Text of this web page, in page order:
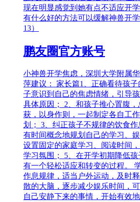
现在明显感觉到她有点不适应开
有什么好的方法可以缓解神兽开
13）
鹏友圈官方账号
小神兽开学焦虑，深圳大学附属
萍建议： 家长篇1、正确看待孩
子意识到自己的焦虑情绪，引导
具体原因； 2、和孩子推心置腹
获，以身作则，一起制定各自工
划； 3、纠正孩子不规律的饮食
有时间概念地规划自己的学习、
设置固定的家庭学习、阅读时间
学习氛围； 5、在开学初期降低
有一个轻松适应和转变的过程。
作息规律，适当户外运动，及时
散的大脑，逐步减少娱乐时间，
自己安静下来的事情，开始有效